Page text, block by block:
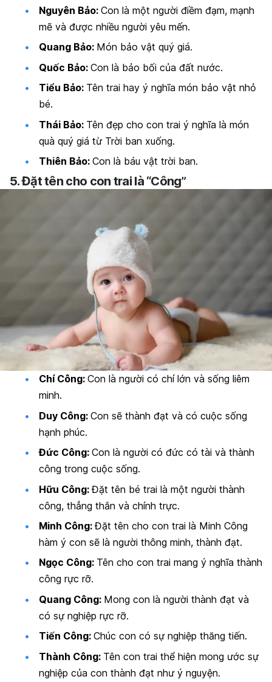
Nguyên Bảo: Con là một người điềm đạm, mạnh
mẽ và được nhiều người yêu mến.
Quang Bảo: Món bảo vật quý giá.
Quốc Bảo: Con là bảo bối của đất nước.
Tiểu Bảo: Tên trai hay ý nghĩa món bảo vật nhỏ
bé.
Thái Bảo: Tên đẹp cho con trai ý nghĩa là món
quà quý giá từ Trời ban xuống.
Thiên Bảo: Con là báu vật trời ban.
5. Đặt tên cho con trai là “Công”
Chí Công: Con là người có chí lớn và sống liêm
minh.
Duy Công: Con sẽ thành đạt và có cuộc sống
hạnh phúc.
Đức Công: Con là người có đức có tài và thành
công trong cuộc sống.
Hữu Công:Đặt tên bé trai là một người thành
công, thẳng thắn và chính trực.
Minh Công:Đặt tên cho con trai là Minh Công
hàm ý con sẽ là người thông minh, thành đạt.
Ngọc Công: Tên cho con trai mang ý nghĩa thành
công rực rỡ.
Quang Công: Mong con là người thành đạt và
có sự nghiệp rực rỡ.
Tiến Công: Chúc con có sự nghiệp thăng tiến.
Thành Công: Tên con trai thể hiện mong ước sự
nghiệp của con thành đạt như ý nguyện.